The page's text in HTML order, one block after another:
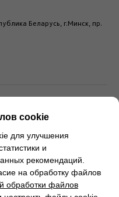
Беларусь, г.Минск, пр.
на настоящем
характер и ни
быть расценена
cookie
для улучшения
и
рекомендаций.
на обработку файлов
обработки файлов